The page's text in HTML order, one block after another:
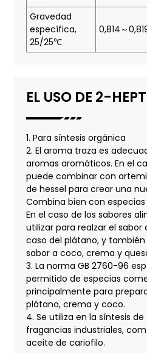
Gravedad
específica,
25/25℃
0,814～
EL USO DE 2-
1. Para síntesis orgánica
2. El aroma traza es
aromas aromáticos. En el
puede combinar con
de hessel para crear una
Combina bien con
En el caso de los sabores
utilizar para realzar el
caso del plátano, y
sabor a coco, crema y
3. La norma GB 2760-96
permitido de especias
principalmente para
plátano, crema y coco.
4. Se utiliza en la síntesis
fragancias industriales,
aceite de cariofilo.